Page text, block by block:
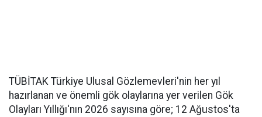
TÜBİTAK Türkiye Ulusal Gözlemevleri'nin her yıl
hazırlanan ve önemli gök olaylarına yer verilen Gök
Olayları Yıllığı'nın 2026 sayısına göre; 12 Ağustos'ta